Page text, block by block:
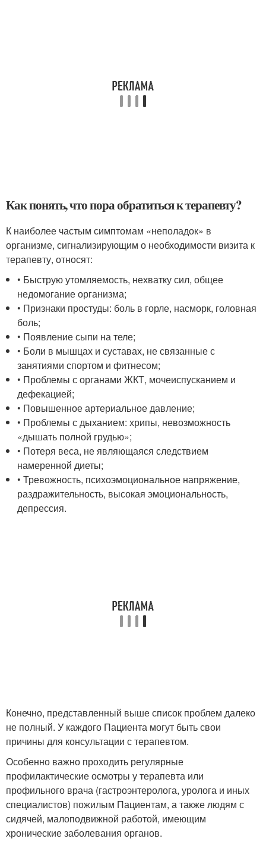
Как понять, что пора обратиться к терапевту?
К наиболее частым симптомам «неполадок» в
организме, сигнализирующим о необходимости визита к
терапевту, относят:
• Быструю утомляемость, нехватку сил, общее
недомогание организма;
• Признаки простуды: боль в горле, насморк, головная
боль;
• Появление сыпи на теле;
• Боли в мышцах и суставах, не связанные с
занятиями спортом и фитнесом;
• Проблемы с органами ЖКТ, мочеиспусканием и
дефекацией;
• Повышенное артериальное давление;
• Проблемы с дыханием: хрипы, невозможность
«дышать полной грудью»;
• Потеря веса, не являющаяся следствием
намеренной диеты;
• Тревожность, психоэмоциональное напряжение,
раздражительность, высокая эмоциональность,
депрессия.
Конечно, представленный выше список проблем далеко
не полный. У каждого Пациента могут быть свои
причины для консультации с терапевтом.
Особенно важно проходить регулярные
профилактические осмотры у терапевта или
профильного врача (гастроэнтеролога, уролога и иных
специалистов) пожилым Пациентам, а также людям с
сидячей, малоподвижной работой, имеющим
хронические заболевания органов.